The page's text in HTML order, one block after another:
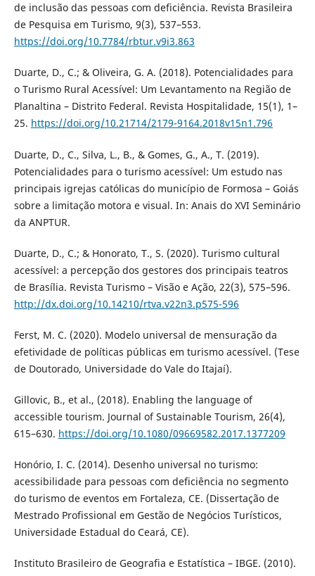
de inclusão das pessoas com deficiência. Revista Brasileira
de Pesquisa em Turismo, 9(3), 537–553.
https://doi.org/10.7784/rbtur.v9i3.863
Duarte, D., C.; & Oliveira, G. A. (2018). Potencialidades para
o Turismo Rural Acessível: Um Levantamento na Região de
Planaltina – Distrito Federal. Revista Hospitalidade, 15(1), 1–
25. https://doi.org/10.21714/2179-9164.2018v15n1.796
Duarte, D., C., Silva, L., B., & Gomes, G., A., T. (2019).
Potencialidades para o turismo acessível: Um estudo nas
principais igrejas católicas do município de Formosa – Goiás
sobre a limitação motora e visual. In: Anais do XVI Seminário
da ANPTUR.
Duarte, D., C.; & Honorato, T., S. (2020). Turismo cultural
acessível: a percepção dos gestores dos principais teatros
de Brasília. Revista Turismo – Visão e Ação, 22(3), 575–596.
http://dx.doi.org/10.14210/rtva.v22n3.p575-596
Ferst, M. C. (2020). Modelo universal de mensuração da
efetividade de políticas públicas em turismo acessível. (Tese
de Doutorado, Universidade do Vale do Itajaí).
Gillovic, B., et al., (2018). Enabling the language of
accessible tourism. Journal of Sustainable Tourism, 26(4),
615–630. https://doi.org/10.1080/09669582.2017.1377209
Honório, I. C. (2014). Desenho universal no turismo:
acessibilidade para pessoas com deficiência no segmento
do turismo de eventos em Fortaleza, CE. (Dissertação de
Mestrado Profissional em Gestão de Negócios Turísticos,
Universidade Estadual do Ceará, CE).
Instituto Brasileiro de Geografia e Estatística – IBGE. (2010).